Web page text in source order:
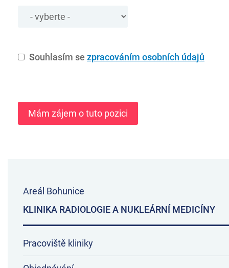
Souhlasím se zpracováním osobních údajů
Areál Bohunice
KLINIKA RADIOLOGIE A NUKLEÁRNÍ MEDICÍNY
Pracoviště kliniky